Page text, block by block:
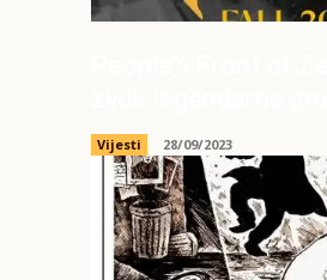
Vijesti 28/09/2023